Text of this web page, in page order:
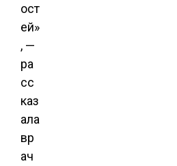
ост
ей»
, —
ра
сс
каз
ала
вр
ач